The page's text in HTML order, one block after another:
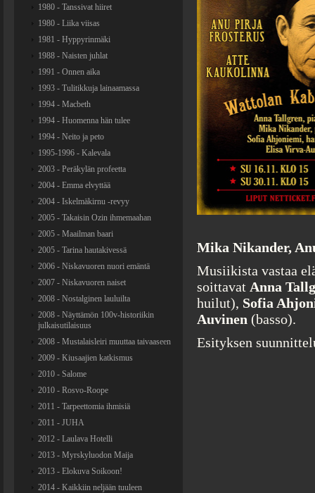
Mika Nikander,
Musiikista vastaa
soittavat Anna
huilut), Sofia
Auvinen (basso).
Esityksen
1980 - Tanssivat hiiret
1980 - Liika viisas
1981 - Hyppyrinmäki
1988 - Naisten juhlat
1991 - Onnen aika
1993 - Tulitikkuja lainaamassa
1994 - Macbeth
1994 - Huomenna hän tulee
1994 - Neito ja peto
1995-1996 - Kalevala
2003 - Peräkylän profeetta
2004 - Emma elvyttää
2004 - Iskelmäkirnu -revyy
2005 - Takaisin Ozin ihmemaahan
2005 - Maailman baari
2005 - Tarina hautakivessä
2006 - Niskavuoren nuori emäntä
2007 - Niskavuoren naiset
2008 - Nostalginen lauluilta
2008 - Näyttämön 100v-historiikin
julkaisutilaisuus
2008 - Mustalaisleiri muuttaa taivaaseen
2009 - Kiusaajien katkismus
2010 - Salome
2010 - Rosvo-Roope
2011 - Tarpeettomia ihmisiä
2011 - JUHA
2012 - Laulava Hotelli
2013 - Myrskyluodon Maija
2013 - Elokuva Soikoon!
2014 - Kaikkiin neljään tuuleen